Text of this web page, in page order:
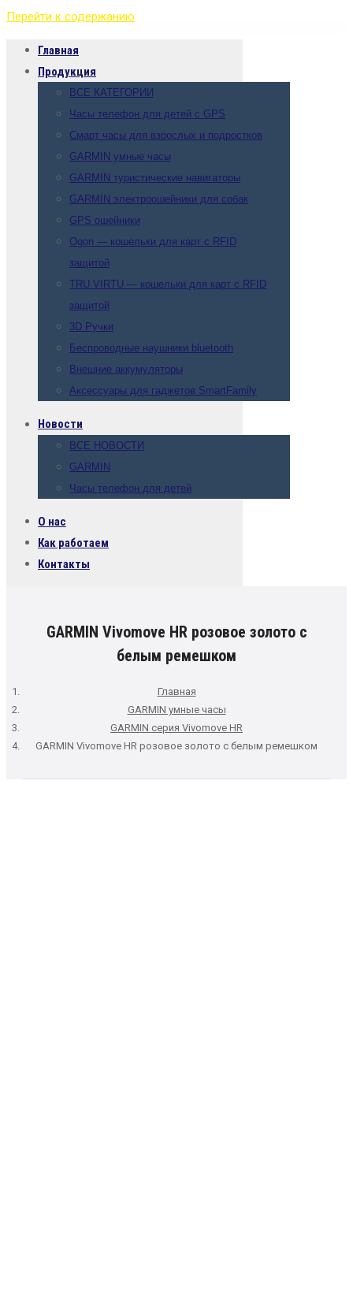
Перейти к содержанию
Главная
Продукция
ВСЕ КАТЕГОРИИ
Часы телефон для детей с GPS
Смарт часы для взрослых и подростков
GARMIN умные часы
GARMIN туристические навигаторы
GARMIN электроошейники для собак
GPS ошейники
Ogon — кошельки для карт с RFID
защитой
TRU VIRTU — кошельки для карт с RFID
защитой
3D Ручки
Беспроводные наушники bluetooth
Внешние аккумуляторы
Аксессуары для гаджетов SmartFamily
Новости
ВСЕ НОВОСТИ
GARMIN
Часы телефон для детей
О нас
Как работаем
Контакты
GARMIN Vivomove HR розовое золото с
белым ремешком
Главная
GARMIN умные часы
GARMIN серия Vivomove HR
GARMIN Vivomove HR розовое золото с белым ремешком